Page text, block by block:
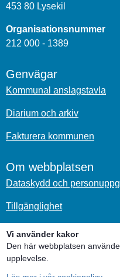
Vi använder kakor
Den här webbplatsen
upplevelse.
453 80 Lysekil
Organisationsnummer
212 000 - 1389
Genvägar
Kommunal anslagstavla
Diarium och arkiv
Fakturera kommunen
Om webbplatsen
Dataskydd och
Tillgänglighet
Om kakor
Sociala medier